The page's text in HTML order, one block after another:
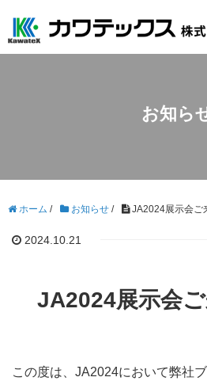
お知ら
ホーム / お知らせ / JA2024展示会ご
2024.10.21
JA2024展示会
この度は、JA2024において弊社